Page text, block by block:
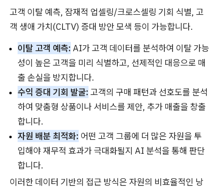
고객 이탈 예측, 잠재적 업셀링/크로스셀링 기회 식별, 고
객 생애 가치(CLTV) 증대 방안 모색 등이 가능합니다.
이탈 고객 예측: AI가 고객 데이터를 분석하여 이탈 가능
성이 높은 고객을 미리 식별하고, 선제적인 대응으로 매
출 손실을 방지합니다.
수익 증대 기회 발굴: 고객의 구매 패턴과 선호도를 분석
하여 맞춤형 상품이나 서비스를 제안, 추가 매출을 창출
합니다.
자원 배분 최적화: 어떤 고객 그룹에 더 많은 자원을 투
입해야 재무적 효과가 극대화될지 AI 분석을 통해 판단
합니다.
이러한 데이터 기반의 접근 방식은 자원의 비효율적인 낭